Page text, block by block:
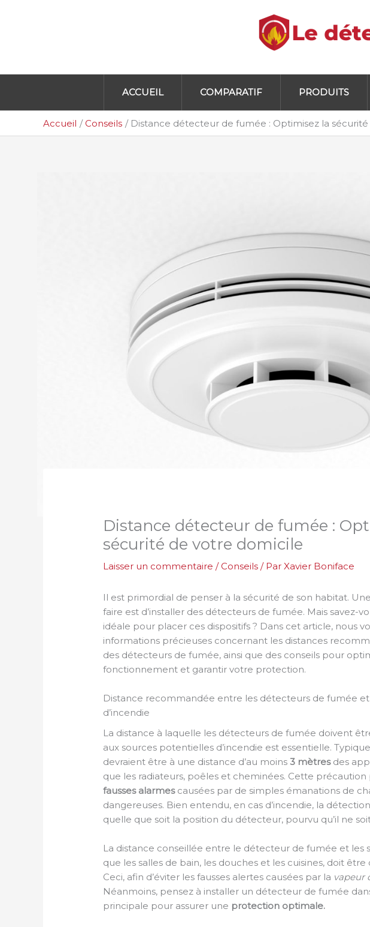
ACCUEIL COMPARATIF PRODUITS
Accueil Conseils Distance détecteur de fumée : Optimisez la
Distance détecteur de fumée :
sécurité de votre domicile
Laisser un commentaire / Conseils / ParXavier Boniface
Il est primordial de penser à la sécurité de son habitat.
faire est d’installer des détecteurs de fumée. Mais savez-
idéale pour placer ces dispositifs ? Dans cet article, nous
informations précieuses concernant les distances
des détecteurs de fumée, ainsi que des conseils pour
fonctionnement et garantir votre protection.
Distance recommandée entre les détecteurs de fumée
d’incendie
La distance à laquelle les détecteurs de fumée doivent
aux sources potentielles d’incendie est essentielle.
devraient être à une distance d’au moins3 mètresdes
que les radiateurs, poêles et cheminées. Cette
fausses alarmescausées par de simples émanations de
dangereuses. Bien entendu, en cas d’incendie, la
quelle que soit la position du détecteur, pourvu qu’il ne
La distance conseillée entre le détecteur de fumée et les
que les salles de bain, les douches et les cuisines, doit être
Ceci, afin d’éviter les fausses alertes causées par la vapeur
Néanmoins, pensez à installer un détecteur de fumée
principale pour assurer une protection optimale.